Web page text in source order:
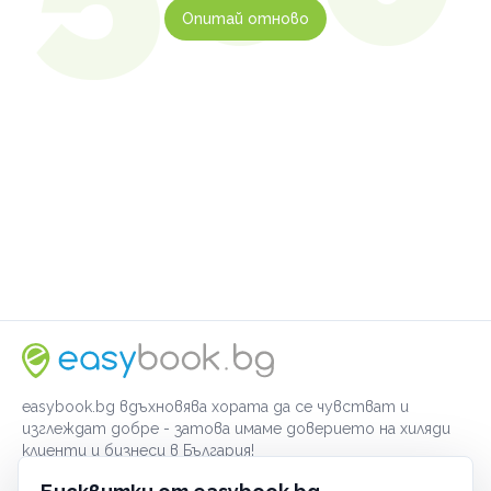
Опитай отново
easybook.bg вдъхновява хората да се чувстват и
изглеждат добре - затова имаме доверието на хиляди
клиенти и бизнеси в България!